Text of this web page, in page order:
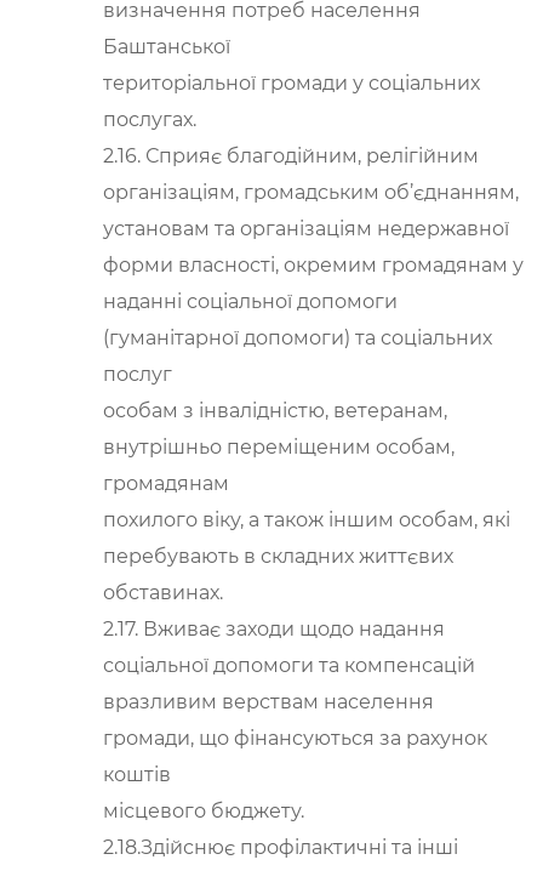
визначення потреб населення
Баштанської
територіальної громади у соціальних
послугах.
2.16. Сприяє благодійним, релігійним
організаціям, громадським об’єднанням,
установам та організаціям недержавної
форми власності, окремим громадянам у
наданні соціальної допомоги
(гуманітарної допомоги) та соціальних
послуг
особам з інвалідністю, ветеранам,
внутрішньо переміщеним особам,
громадянам
похилого віку, а також іншим особам, які
перебувають в складних життєвих
обставинах.
2.17. Вживає заходи щодо надання
соціальної допомоги та компенсацій
вразливим верствам населення
громади, що фінансуються за рахунок
коштів
місцевого бюджету.
2.18.Здійснює профілактичні та інші